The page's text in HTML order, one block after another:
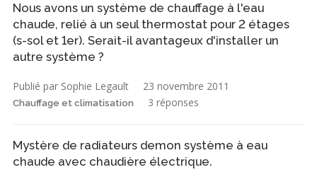
Nous avons un système de chauffage à l'eau
chaude, relié à un seul thermostat pour 2 étages
(s-sol et 1er). Serait-il avantageux d'installer un
autre système ?
Publié par Sophie Legault 23 novembre 2011
Chauffage et climatisation 3 réponses
Mystère de radiateurs demon système à eau
chaude avec chaudière électrique.